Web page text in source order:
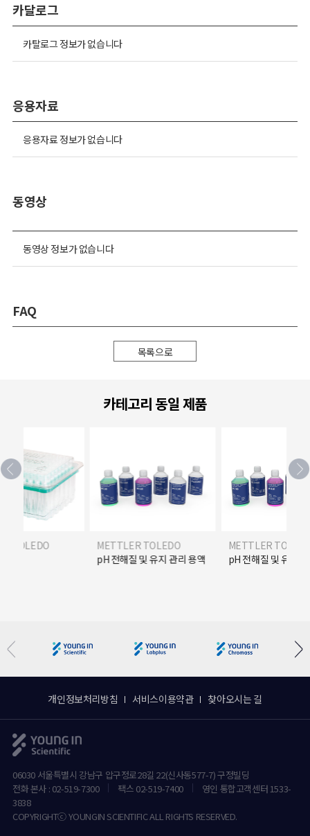
카달로그
카탈로그 정보가 없습니다
응용자료
응용자료 정보가 없습니다
동영상
동영상 정보가 없습니다
FAQ
목록으로
카테고리 동일 제품
TOLEDO
METTLER TOLEDO
pH 전해질 및 유지 관리 용액
METTLER
pH 전해질 및 유지
개인정보처리방침 서비스이용약관 찾아오시는 길
06030 서울특별시 강남구 압구정로28길 22(신사동577-7) 구정빌딩
전화 본사 : 02-519-7300
팩스 02-519-7400
영인 통합고객센터 1533-
3838
COPYRIGHTⓒ YOUNGIN SCIENTIFIC ALL RIGHTS RESERVED.